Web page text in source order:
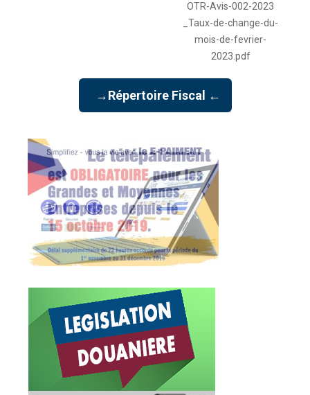
OTR-Avis-002-2023
_Taux-de-change-du-
mois-de-fevrier-
2023.pdf
→Répertoire Fiscal ←